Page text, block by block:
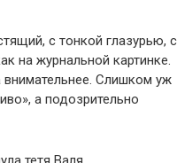
с тонкой глазурью, с
на журнальной картинке.
Слишком уж
а подозрительно